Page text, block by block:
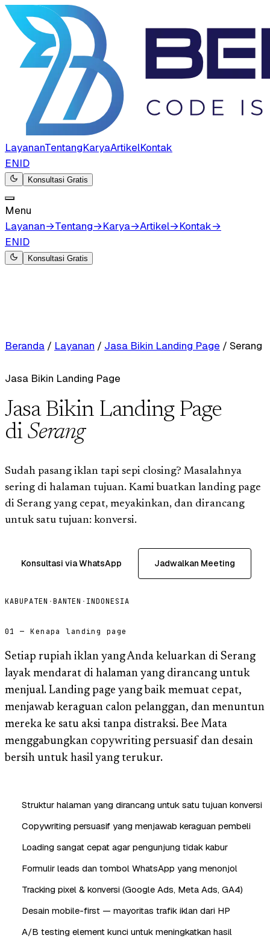
LayananTentangKaryaArtikelKontak
ENID
Konsultasi Gratis
Menu
Layanan→Tentang→Karya→Artikel→Kontak→
ENID
Konsultasi Gratis
Beranda / Layanan / Jasa Bikin Landing Page / Serang
Jasa Bikin Landing Page
Jasa Bikin Landing Page
di Serang
Sudah pasang iklan tapi sepi closing? Masalahnya
sering di halaman tujuan. Kami buatkan landing page
di Serang yang cepat, meyakinkan, dan dirancang
untuk satu tujuan: konversi.
Konsultasi via WhatsApp Jadwalkan Meeting
KABUPATEN ·BANTEN · INDONESIA
01 — Kenapa landing page
Setiap rupiah iklan yang Anda keluarkan di Serang
layak mendarat di halaman yang dirancang untuk
menjual. Landing page yang baik memuat cepat,
menjawab keraguan calon pelanggan, dan menuntun
mereka ke satu aksi tanpa distraksi. Bee Mata
menggabungkan copywriting persuasif dan desain
bersih untuk hasil yang terukur.
Struktur halaman yang dirancang untuk satu tujuan konversi
Copywriting persuasif yang menjawab keraguan pembeli
Loading sangat cepat agar pengunjung tidak kabur
Formulir leads dan tombol WhatsApp yang menonjol
Tracking pixel & konversi (Google Ads, Meta Ads, GA4)
Desain mobile-first — mayoritas trafik iklan dari HP
A/B testing element kunci untuk meningkatkan hasil